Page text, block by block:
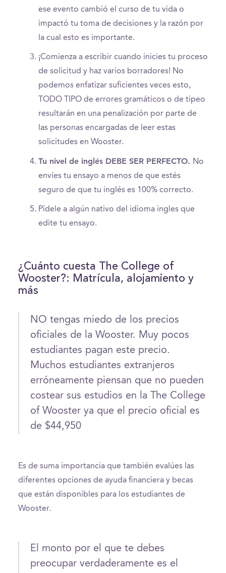
ese evento cambió el curso de tu vida o
impactó tu toma de decisiones y la razón por
la cual esto es importante.
¡Comienza a escribir cuando inicies tu proceso
de solicitud y haz varios borradores! No
podemos enfatizar suficientes veces esto,
TODO TIPO de errores gramáticos o de tipeo
resultarán en una penalización por parte de
las personas encargadas de leer estas
solicitudes en Wooster.
Tu nivel de inglés DEBE SER PERFECTO. No
envíes tu ensayo a menos de que estés
seguro de que tu inglés es 100% correcto.
Pídele a algún nativo del idioma ingles que
edite tu ensayo.
¿Cuánto cuesta The College of
Wooster?: Matrícula, alojamiento y
más
NO tengas miedo de los precios
oficiales de la Wooster. Muy pocos
estudiantes pagan este precio.
Muchos estudiantes extranjeros
erróneamente piensan que no pueden
costear sus estudios en la The College
of Wooster ya que el precio oficial es
de $44,950
Es de suma importancia que también evalúes las
diferentes opciones de ayuda financiera y becas
que están disponibles para los estudiantes de
Wooster.
El monto por el que te debes
preocupar verdaderamente es el